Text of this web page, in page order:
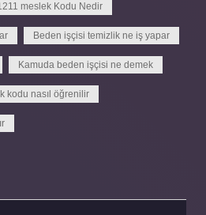
meslek Kodu Nedir
Beden işçisi temizlik ne iş yapar
Kamuda beden işçisi ne demek
kodu nasıl öğrenilir